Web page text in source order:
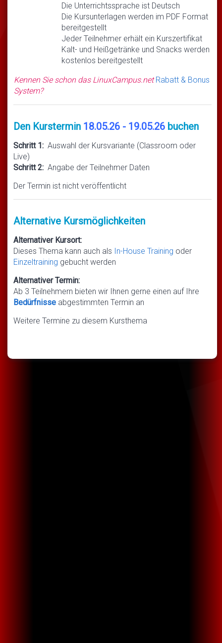
Die Unterrichtssprache ist Deutsch
Die Kursunterlagen werden im PDF Format
bereitgestellt
Jeder Teilnehmer erhält ein Kurszertifikat
Kalt- und Heißgetränke und Snacks werden
kostenlos bereitgestellt
Kennen Sie schon das LinuxCampus.netRabatt & Bonus
System?
Den Kurstermin 18.05.26 - 19.05.26 buchen
Schritt 1: Auswahl der Kursvariante (Classroom oder
Live)
Schritt 2: Angabe der Teilnehmer Daten
Der Termin ist nicht veröffentlicht
Alternative Kursmöglichkeiten
Alternativer Kursort:
Dieses Thema kann auch als In-House Training oder
Einzeltraining gebucht werden
Alternativer Termin:
Ab 3 Teilnehmern bieten wir Ihnen gerne einen auf Ihre
Bedürfnisse abgestimmten Termin an
Weitere Termine zu diesem Kursthema